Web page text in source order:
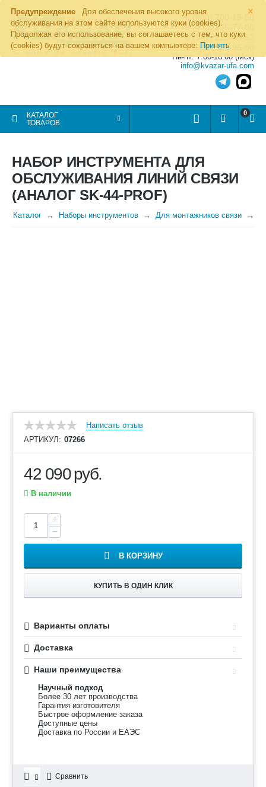
×
Предупреждение
Для обеспечения высокого уровня
обслуживания на этом сайте используются куки (cookies).
Продолжая его использование, вы соглашаетесь с тем, что куки
(cookies) будут сохраняться на вашем компьютере: Принять
8 (800) 700-19-50
8 (495) 255-77-08
8 (347) 225-00-52
8 (986) 963-95-80
Пн-пт: 7.00-16.00 (Мск)
info@kvazar-ufa.com
КАТАЛОГ
ТОВАРОВ
0
НАБОР ИНСТРУМЕНТА ДЛЯ
ОБСЛУЖИВАНИЯ ЛИНИЙ СВЯЗИ
(АНАЛОГ SK-44-PROF)
Каталог Наборы инструментов Для монтажников связи
Написать отзыв
АРТИКУЛ: 07266
42 090руб.
В наличии
+
−
В КОРЗИНУ
КУПИТЬ В ОДИН КЛИК
Варианты оплаты
Доставка
Наши преимущества
Научный подход
Более 30 лет производства
Гарантия изготовителя
Быстрое оформление заказа
Доступные цены
Доставка по России и ЕАЭС
Сравнить